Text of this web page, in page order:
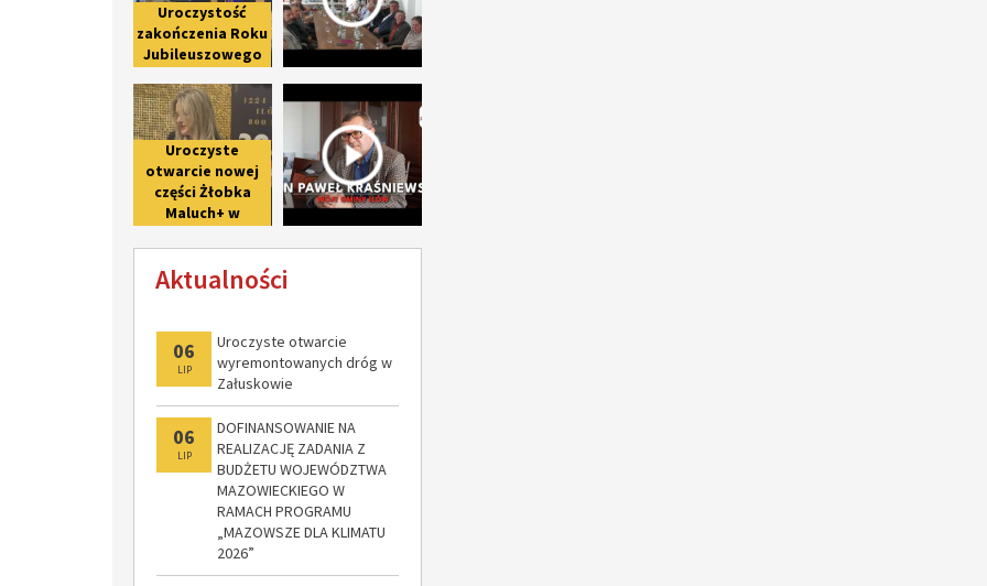
Uroczystość
zakończenia Roku
Jubileuszowego
800-lecie pierwszej
wzmianki o Iłowie
Uroczyste
otwarcie nowej
części Żłobka
Maluch+ w
etapie
modernizacji
Aktualności
06
LIP
Uroczyste otwarcie
wyremontowanych dróg w
Załuskowie
06
LIP
DOFINANSOWANIE NA
REALIZACJĘ ZADANIA Z
BUDŻETU WOJEWÓDZTWA
MAZOWIECKIEGO W
RAMACH PROGRAMU
„MAZOWSZE DLA KLIMATU
2026”